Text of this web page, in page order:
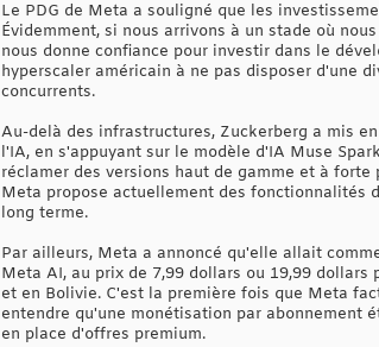
Le PDG de Meta a souligné que les
Évidemment, si nous arrivons à un stade où
nous donne confiance pour investir dans le
hyperscaler américain à ne pas disposer d'une
concurrents.
Au-delà des infrastructures, Zuckerberg a mis
l'IA, en s'appuyant sur le modèle d'IA Muse
réclamer des versions haut de gamme et à
Meta propose actuellement des fonctionnalités
long terme.
Par ailleurs, Meta a annoncé qu'elle allait
Meta AI, au prix de 7,99 dollars ou 19,99
et en Bolivie. C'est la première fois que Meta
entendre qu'une monétisation par abonnement
en place d'offres premium.